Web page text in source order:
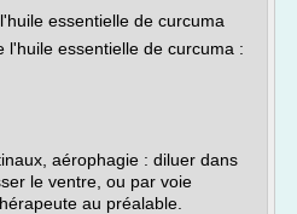
essentielle de curcuma
l'huile essentielle de curcuma :
aérophagie : diluer dans
le ventre, ou par voie
au préalable.